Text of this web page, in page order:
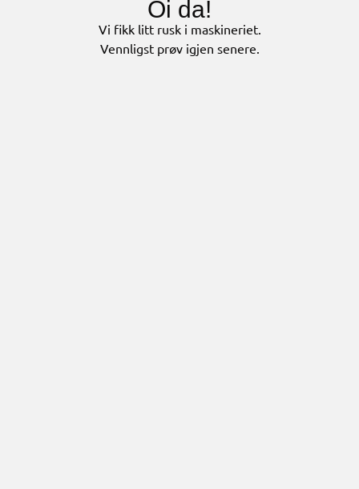
Oi da!
Vi fikk litt rusk i maskineriet.
Vennligst prøv igjen senere.